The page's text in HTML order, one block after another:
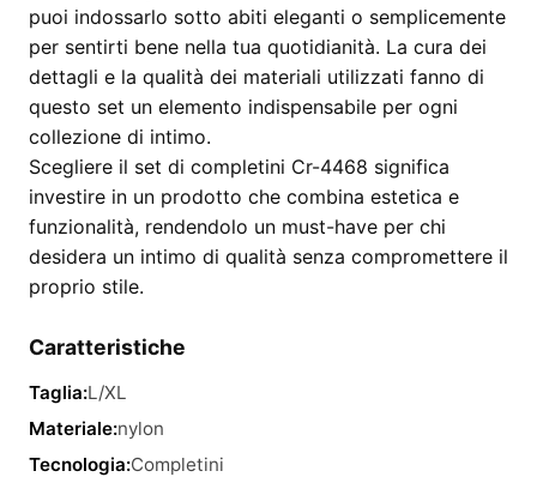
puoi indossarlo sotto abiti eleganti o semplicemente
per sentirti bene nella tua quotidianità. La cura dei
dettagli e la qualità dei materiali utilizzati fanno di
questo set un elemento indispensabile per ogni
collezione di intimo.
Scegliere il set di completini Cr-4468 significa
investire in un prodotto che combina estetica e
funzionalità, rendendolo un must-have per chi
desidera un intimo di qualità senza compromettere il
proprio stile.
Caratteristiche
Taglia:L/XL
Materiale:nylon
Tecnologia:Completini